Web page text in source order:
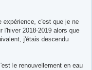
expérience, c'est que je ne
l'hiver 2018-2019 alors que
j'étais descendu
le renouvellement en eau